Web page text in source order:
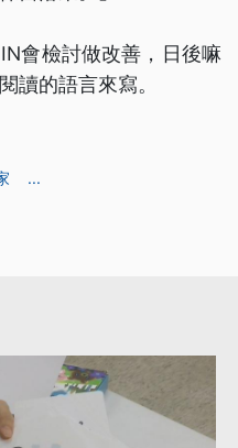
會檢討做改善，日後嘛
讀的語言來寫。
...